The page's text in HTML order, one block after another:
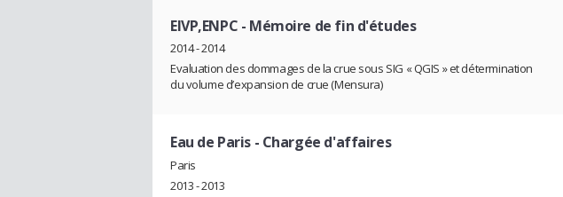
EIVP,ENPC - Mémoire de fin d'études
2014 - 2014
Evaluation des dommages de la crue sous SIG « QGIS » et détermination
du volume d’expansion de crue (Mensura)
Eau de Paris- Chargée d'affaires
Paris
2013 - 2013